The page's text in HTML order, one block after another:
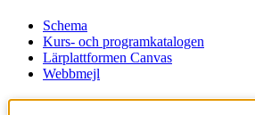
Schema
Kurs- och programkatalogen
Lärplattformen Canvas
Webbmejl